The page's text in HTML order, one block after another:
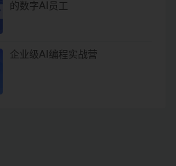
的数字AI员工
企业级AI编程实战营